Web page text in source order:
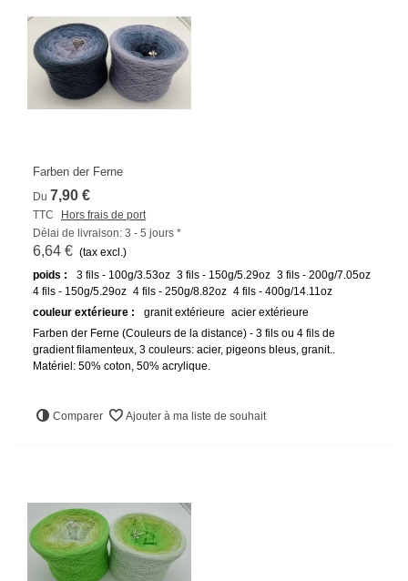
Farben der Ferne
Du 7,90 €
TTC
Hors frais de port
Délai de livraison: 3 - 5 jours *
6,64 € (tax excl.)
poids :
3 fils - 100g/3.53oz 3 fils - 150g/5.29oz 3 fils - 200g/7.05oz
4 fils - 150g/5.29oz 4 fils - 250g/8.82oz 4 fils - 400g/14.11oz
couleur extérieure :
granit extérieure acier extérieure
Farben der Ferne (Couleurs de la distance) - 3 fils ou 4 fils de
gradient filamenteux, 3 couleurs: acier, pigeons bleus, granit..
Matériel: 50% coton, 50% acrylique.
Comparer Ajouter à ma liste de souhait